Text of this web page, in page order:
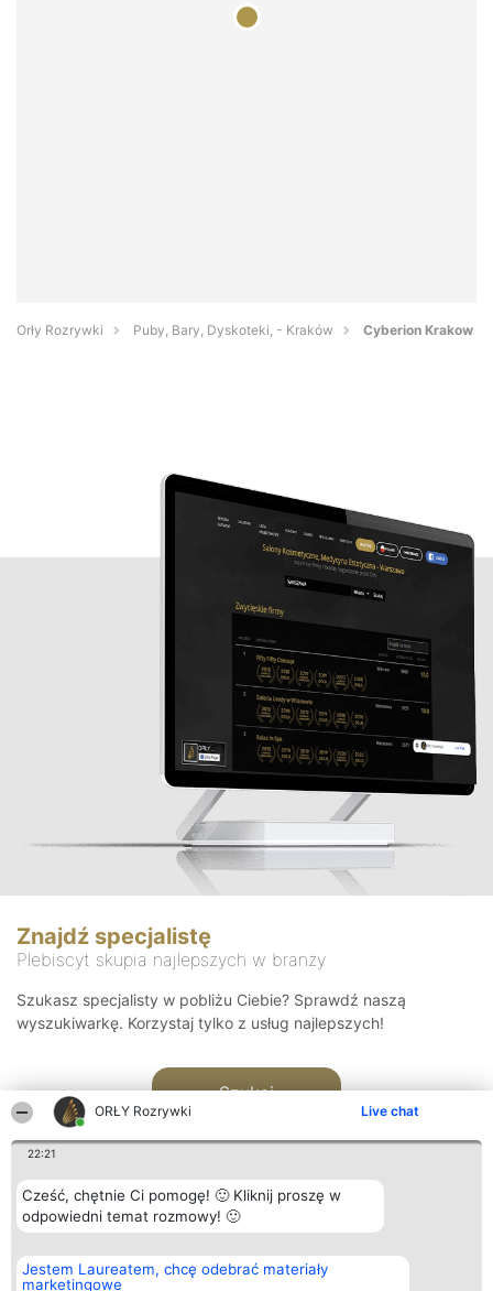
ORŁY Rozrywki Live chat
22:21
Cześć, chętnie Ci pomogę! 🙂 Kliknij proszę w
odpowiedni temat rozmowy! 🙂
Jestem Laureatem, chcę odebrać materiały
marketingowe
Orły Rozrywki Puby, Bary, Dyskoteki, - Kraków Cyberion Krakow
Znajdź specjalistę
Plebiscyt skupia najlepszych w branży
Szukasz specjalisty w pobliżu Ciebie? Sprawdź naszą
wyszukiwarkę. Korzystaj tylko z usług najlepszych!
Szukaj
Organizator plebiscytu
Bright Side Solutions sp. z o.
o. sp. k.
Plebiscyt
Laureaci
Kontakt
Kontakt